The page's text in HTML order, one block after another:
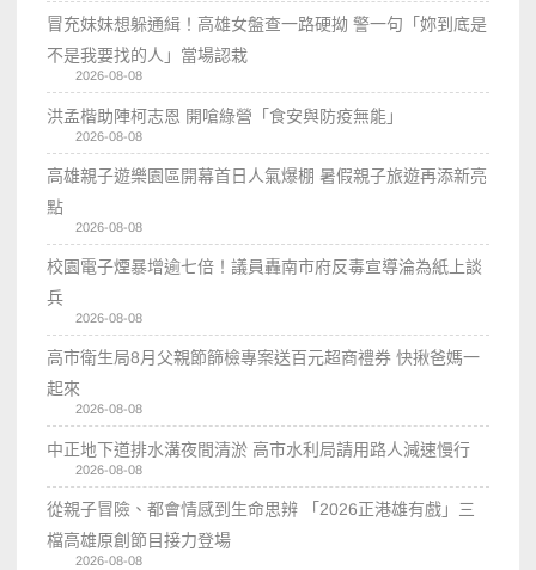
冒充妹妹想躲通緝！高雄女盤查一路硬拗 警一句「妳到底是
不是我要找的人」當場認栽
2026-08-08
洪孟楷助陣柯志恩 開嗆綠營「食安與防疫無能」
2026-08-08
高雄親子遊樂園區開幕首日人氣爆棚 暑假親子旅遊再添新亮
點
2026-08-08
校園電子煙暴增逾七倍！議員轟南市府反毒宣導淪為紙上談
兵
2026-08-08
高市衛生局8月父親節篩檢專案送百元超商禮券 快揪爸媽一
起來
2026-08-08
中正地下道排水溝夜間清淤 高市水利局請用路人減速慢行
2026-08-08
從親子冒險、都會情感到生命思辨 「2026正港雄有戲」三
檔高雄原創節目接力登場
2026-08-08